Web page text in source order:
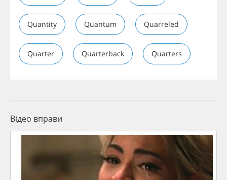
Quantity Quantum Quarreled
Quarter Quarterback Quarters
Відео вправи